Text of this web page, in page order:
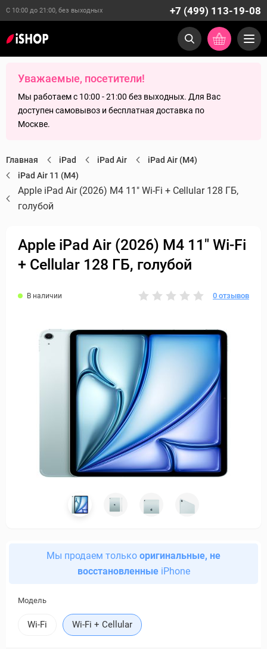
С 10:00 до 21:00, без выходных +7 (499) 113-19-08
Уважаемые, посетители!
Мы работаем с 10:00 - 21:00 без выходных. Для Вас
доступен самовывоз и бесплатная доставка по
Москве.
Главная iPad iPad Air
iPad Air (M4)
iPad Air 11 (M4)
Apple iPad Air (2026) M4 11" Wi-Fi + Cellular 128 ГБ,
голубой
Apple iPad Air (2026) M4 11" Wi-Fi
+ Cellular 128 ГБ, голубой
В наличии 0 отзывов
Мы продаем только оригинальные, не
восстановленныеiPhone
Модель
Wi-Fi Wi-Fi + Cellular